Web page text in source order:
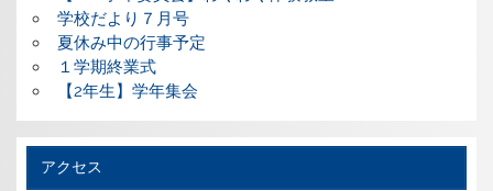
学校だより７月号
夏休み中の行事予定
１学期終業式
【2年生】学年集会
アクセス